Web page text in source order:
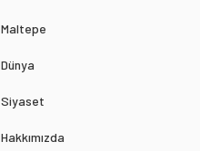
Maltepe
Dünya
Siyaset
Hakkımızda